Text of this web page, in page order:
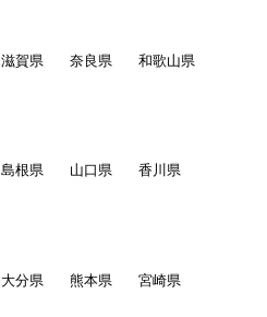
滋賀県 奈良県
和歌山県
島根県 山口県
香川県
大分県 熊本県
宮崎県